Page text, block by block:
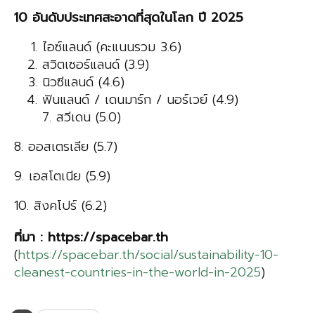
10 อันดับประเทศสะอาดที่สุดในโลก ปี 2025
ไอซ์แลนด์ (คะแนนรวม 3.6)
สวิตเซอร์แลนด์ (3.9)
นิวซีแลนด์ (4.6)
ฟินแลนด์ / เดนมาร์ก / นอร์เวย์ (4.9)
7. สวีเดน (5.0)
8. ออสเตรเลีย (5.7)
9. เอสโตเนีย (5.9)
10. สิงคโปร์ (6.2)
ที่มา : https://spacebar.th
(https://spacebar.th/social/sustainability-10-
cleanest-countries-in-the-world-in-2025)